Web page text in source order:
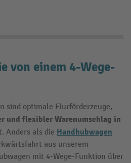
von einem 4-Wege-
sind optimale Flurförderzeuge,
und flexibler Warenumschlag in
Anders als die Handhubwagen
aus unserem
mit 4-Wege-Funktion über